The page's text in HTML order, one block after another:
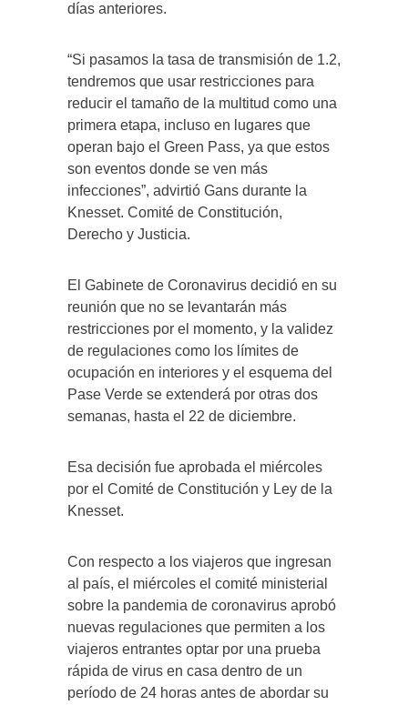
días anteriores.
“Si pasamos la tasa de transmisión de 1.2,
tendremos que usar restricciones para
reducir el tamaño de la multitud como una
primera etapa, incluso en lugares que
operan bajo el Green Pass, ya que estos
son eventos donde se ven más
infecciones”, advirtió Gans durante la
Knesset. Comité de Constitución,
Derecho y Justicia.
El Gabinete de Coronavirus decidió en su
reunión que no se levantarán más
restricciones por el momento, y la validez
de regulaciones como los límites de
ocupación en interiores y el esquema del
Pase Verde se extenderá por otras dos
semanas, hasta el 22 de diciembre.
Esa decisión fue aprobada el miércoles
por el Comité de Constitución y Ley de la
Knesset.
Con respecto a los viajeros que ingresan
al país, el miércoles el comité ministerial
sobre la pandemia de coronavirus aprobó
nuevas regulaciones que permiten a los
viajeros entrantes optar por una prueba
rápida de virus en casa dentro de un
período de 24 horas antes de abordar su